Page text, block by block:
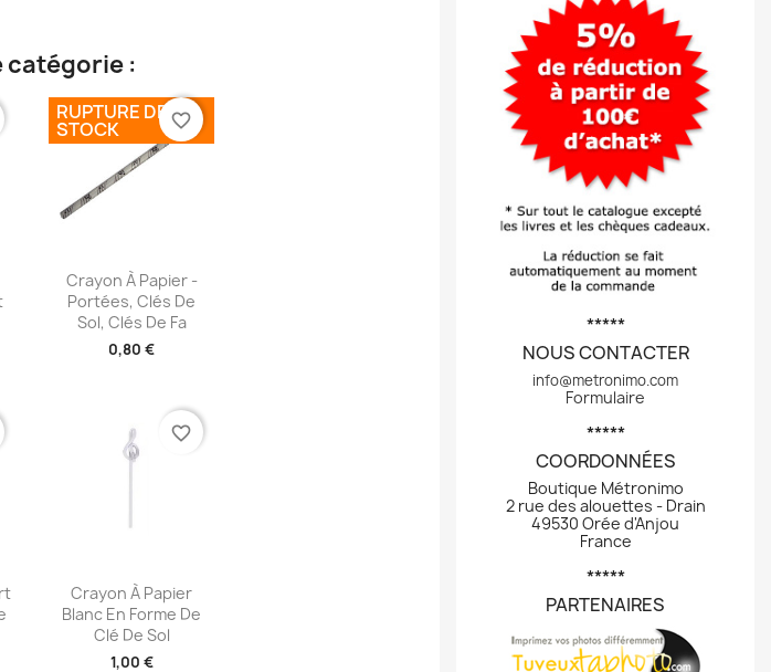
catégorie :
Aperçu rapide
Crayon À Papier -
Portées, Clés De
Sol, Clés De Fa
0,80 €
RUPTURE DE
STOCK favorite_border
Aperçu rapide
Crayon À Papier
Blanc En Forme De
Clé De Sol
1,00 €
favorite_border
*****
NOUS CONTACTER
info@metronimo.com
Formulaire
*****
COORDONNÉES
Boutique Métronimo
2 rue des alouettes - Drain
49530 Orée d'Anjou
France
*****
PARTENAIRES